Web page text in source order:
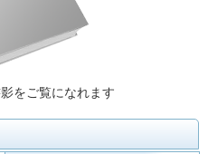
をご覧になれます